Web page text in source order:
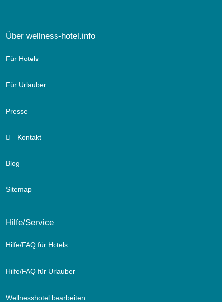
Über wellness-hotel.info
Für Hotels
Für Urlauber
Presse
Kontakt
Blog
Sitemap
Hilfe/Service
Hilfe/FAQ für Hotels
Hilfe/FAQ für Urlauber
Wellnesshotel bearbeiten